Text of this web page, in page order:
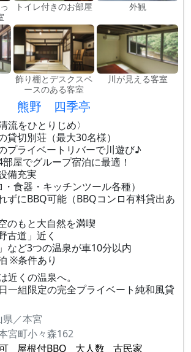
トイレ付きのお部屋 外観
飾り棚とデスクスペ
ースのある客室
川が見える客室
熊野 四季亭
流をひとりじめ〉
切別荘（最大30名様）
プライベートリバーで川遊び♪
屋でグループ宿泊に最適！
備充実
・食器・キッチンツール各種）
ずにBBQ可能（BBQコンロ有料貸出あ
のもと大自然を満喫
古道」近く
など3つの温泉が車10分以内
※条件あり
近くの温泉へ。
一組限定の完全プライベート純和風貸
／本宮
宮町小々森162
屋根付BBQ 大人数
古民家